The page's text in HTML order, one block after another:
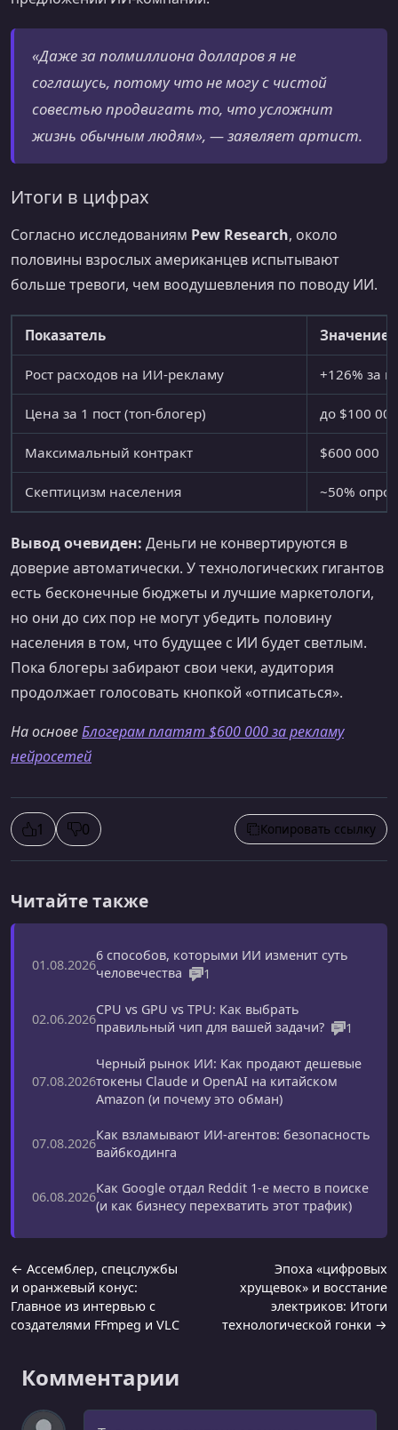
«Даже за полмиллиона долларов я не
соглашусь, потому что не могу с чистой
совестью продвигать то, что усложнит
жизнь обычным людям», — заявляет артист.
Итоги в цифрах
Согласно исследованиям Pew Research, около
половины взрослых американцев испытывают
больше тревоги, чем воодушевления по поводу ИИ.
Показатель Значение
Рост расходов на ИИ-рекламу +126% за
Цена за 1 пост (топ-блогер) до $100 000
Максимальный контракт $600 000
Скептицизм населения ~50%
Вывод очевиден: Деньги не конвертируются в
доверие автоматически. У технологических гигантов
есть бесконечные бюджеты и лучшие маркетологи,
но они до сих пор не могут убедить половину
населения в том, что будущее с ИИ будет светлым.
Пока блогеры забирают свои чеки, аудитория
продолжает голосовать кнопкой «отписаться».
На основеБлогерам платят $600 000 за рекламу
нейросетей
1 0 Копировать ссылку
Читайте также
01.08.2026
6 способов, которыми ИИ изменит суть
человечества
1
02.06.2026
CPU vs GPU vs TPU: Как выбрать
правильный чип для вашей задачи?
1
07.08.2026
Черный рынок ИИ: Как продают дешевые
токены Claude и OpenAI на китайском
Amazon (и почему это обман)
07.08.2026
Как взламывают ИИ-агентов: безопасность
вайбкодинга
06.08.2026
Как Google отдал Reddit 1-е место в поиске
(и как бизнесу перехватить этот трафик)
← Ассемблер, спецслужбы
и оранжевый конус:
Главное из интервью с
создателями FFmpeg и VLC
Эпоха «цифровых
хрущевок» и восстание
электриков: Итоги
технологической гонки →
Комментарии
Комментарий